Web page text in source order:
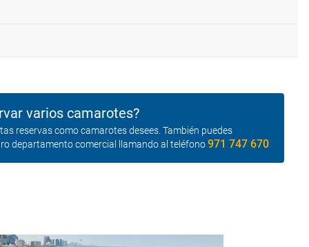
varios camarotes?
reservas como camarotes desees. También puedes
departamento comercial llamando al teléfono971 747 670